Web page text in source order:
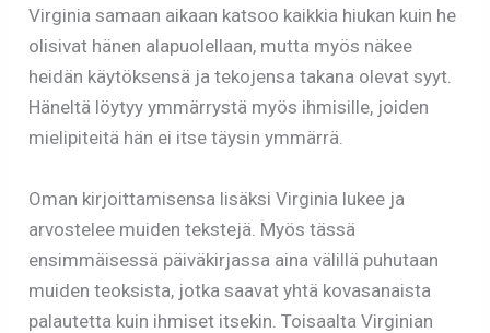
Virginia samaan aikaan katsoo kaikkia hiukan kuin he
olisivat hänen alapuolellaan, mutta myös näkee
heidän käytöksensä ja tekojensa takana olevat syyt.
Häneltä löytyy ymmärrystä myös ihmisille, joiden
mielipiteitä hän ei itse täysin ymmärrä.
Oman kirjoittamisensa lisäksi Virginia lukee ja
arvostelee muiden tekstejä. Myös tässä
ensimmäisessä päiväkirjassa aina välillä puhutaan
muiden teoksista, jotka saavat yhtä kovasanaista
palautetta kuin ihmiset itsekin. Toisaalta Virginian